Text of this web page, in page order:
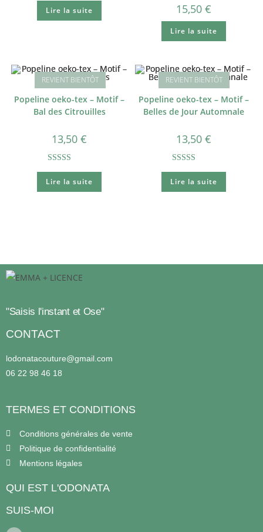
Lire la suite 15,50 €
Lire la suite
Popeline oeko-tex – Motif –
Bal des Citrouilles
13,50€
Note5.00
sur 5
Lire la suite
Popeline oeko-tex – Motif –
Belles de Jour Automnale
13,50 €
Note5.00
sur 5
Lire la suite
"Saisis l'instant et Ose"
CONTACT
lodonatacouture@gmail.com
06 22 98 46 18
TERMES ET CONDITIONS
Conditions générales de vente
Politique de confidentialité
Mentions légales
QUI EST L'ODONATA
SUIS-MOI